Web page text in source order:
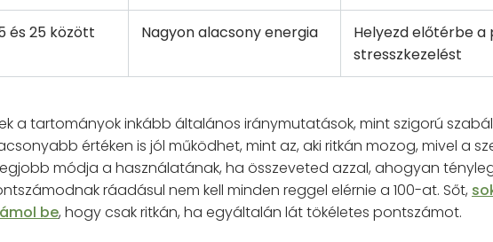
és 25 között Nagyon alacsony energia
Helyezd előtérbe a
stresszkezelést
a tartományok inkább általános iránymutatások, mint szigorú
értéken is jól működhet, mint az, aki ritkán mozog, mivel a
módja a használatának, ha összeveted azzal, ahogyan
ráadásul nem kell minden reggel elérnie a 100-at. Sőt,
be, hogy csak ritkán, ha egyáltalán lát tökéletes pontszámot.